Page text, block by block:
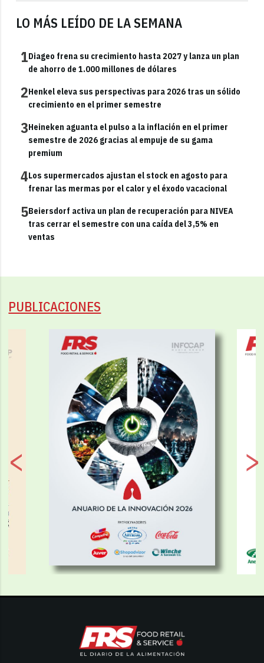
LO MÁS LEÍDO DE LA SEMANA
1Diageo frena su crecimiento hasta 2027 y lanza un plan
de ahorro de 1.000 millones de dólares
2Henkel eleva sus perspectivas para 2026 tras un sólido
crecimiento en el primer semestre
3Heineken aguanta el pulso a la inflación en el primer
semestre de 2026 gracias al empuje de su gama
premium
4Los supermercados ajustan el stock en agosto para
frenar las mermas por el calor y el éxodo vacacional
5Beiersdorf activa un plan de recuperación para NIVEA
tras cerrar el semestre con una caída del 3,5% en
ventas
PUBLICACIONES